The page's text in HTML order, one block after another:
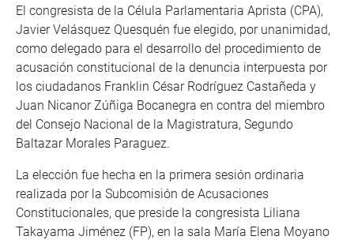
El congresista de la Célula Parlamentaria Aprista (CPA),
Javier Velásquez Quesquén fue elegido, por unanimidad,
como delegado para el desarrollo del procedimiento de
acusación constitucional de la denuncia interpuesta por
los ciudadanos Franklin César Rodríguez Castañeda y
Juan Nicanor Zúñiga Bocanegra en contra del miembro
del Consejo Nacional de la Magistratura, Segundo
Baltazar Morales Paraguez.
La elección fue hecha en la primera sesión ordinaria
realizada por la Subcomisión de Acusaciones
Constitucionales, que preside la congresista Liliana
Takayama Jiménez (FP), en la sala María Elena Moyano